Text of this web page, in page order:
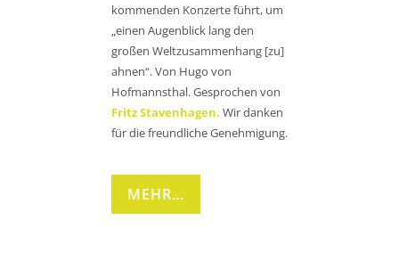
kommenden Konzerte führt, um
„einen Augenblick lang den
großen Weltzusammenhang [zu]
ahnen“. Von Hugo von
Hofmannsthal. Gesprochen von
Fritz Stavenhagen. Wir danken
für die freundliche Genehmigung.
MEHR…